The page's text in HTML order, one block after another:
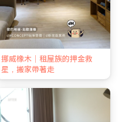
挪威橡木｜租屋族的押金救
星，搬家帶著走